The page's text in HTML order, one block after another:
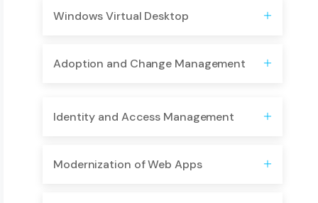
​Windows Virtual Desktop
Adoption and Change Management
Identity and Access Management
Modernization of Web Apps